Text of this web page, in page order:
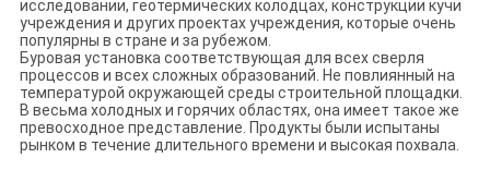
исследовании, геотермических колодцах, конструкции кучи
учреждения и других проектах учреждения, которые очень
популярны в стране и за рубежом.
Буровая установка соответствующая для всех сверля
процессов и всех сложных образований. Не повлиянный на
температурой окружающей среды строительной площадки.
В весьма холодных и горячих областях, она имеет такое же
превосходное представление. Продукты были испытаны
рынком в течение длительного времени и высокая похвала.